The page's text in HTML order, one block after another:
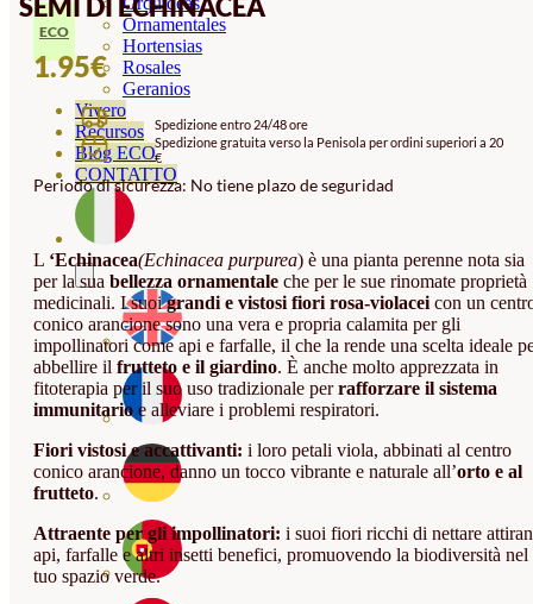
Ornamentales
Hortensias
Rosales
Geranios
Vivero
Recursos
Blog ECO
CONTATTO
ECO
1.95€
Spedizione entro 24/48 ore
Spedizione gratuita verso la Penisola per ordini superiori a 20
€
Periodo di sicurezza: No tiene plazo de seguridad
L ‘Echinacea(Echinacea purpurea) è una pianta perenne nota sia
per la sua bellezza ornamentale che per le sue rinomate proprietà
medicinali. I suoigrandi e vistosi fiori rosa-violacei con un
conico arancione sono una vera e propria calamita per gli
impollinatori come api e farfalle, il che la rende una scelta ideale
abbellire il frutteto e il giardino. È anche molto apprezzata in
fitoterapia per il suo uso tradizionale perrafforzare il sistema
immunitario e alleviare i problemi respiratori.
Fiori vistosi e accattivanti: i loro petali viola, abbinati al centro
conico arancione, danno un tocco vibrante e naturale all’orto e al
frutteto.
Attraente per gli impollinatori: i suoi fiori ricchi di nettare
api, farfalle e altri insetti benefici, promuovendo la biodiversità nel
tuo spazio verde.